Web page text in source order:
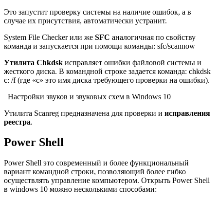
Это запустит проверку системы на наличие ошибок, а в
случае их присутствия, автоматически устранит.
System File Checker или же SFC аналогичная по свойству
команда и запускается при помощи команды: sfc/scannow
Утилита Chkdsk исправляет ошибки файловой системы и
жесткого диска. В командной строке задается команда: chkdsk
c: /f (где «c» это имя диска требующего проверки на ошибки).
Настройки звуков и звуковых схем в Windows 10
Утилита Scanreg предназначена для проверки и исправления
реестра.
Power Shell
Power Shell это современный и более функциональный
вариант командной строки, позволяющий более гибко
осуществлять управление компьютером. Открыть Power Shell
в windows 10 можно несколькими способами: